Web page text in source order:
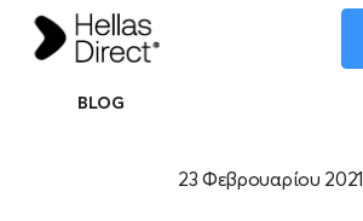
BLOG
23 Φεβρουαρίου 2021